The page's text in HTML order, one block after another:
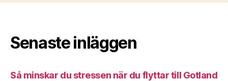
Senaste inläggen
Så minskar du stressen när du flyttar till Gotland